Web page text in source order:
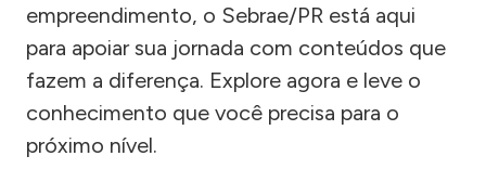
empreendimento, o Sebrae/PR está aqui
para apoiar sua jornada com conteúdos que
fazem a diferença. Explore agora e leve o
conhecimento que você precisa para o
próximo nível.